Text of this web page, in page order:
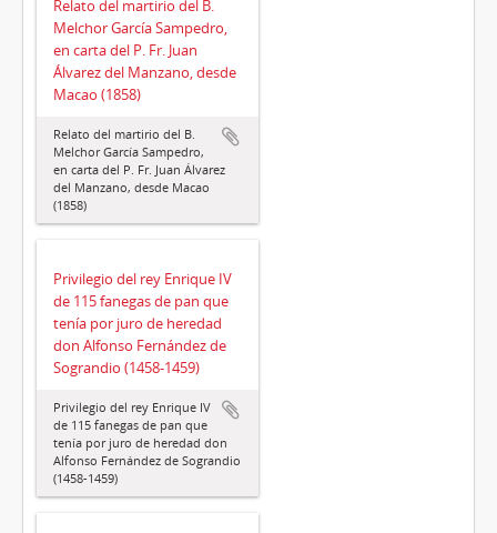
Relato del martirio del B.
Melchor García Sampedro,
en carta del P. Fr. Juan
Álvarez del Manzano, desde
Macao (1858)
Relato del martirio del B.
Melchor García Sampedro,
en carta del P. Fr. Juan Álvarez
del Manzano, desde Macao
(1858)
Privilegio del rey Enrique IV
de 115 fanegas de pan que
tenía por juro de heredad
don Alfonso Fernández de
Sograndio (1458-1459)
Privilegio del rey Enrique IV
de 115 fanegas de pan que
tenía por juro de heredad don
Alfonso Fernández de Sograndio
(1458-1459)